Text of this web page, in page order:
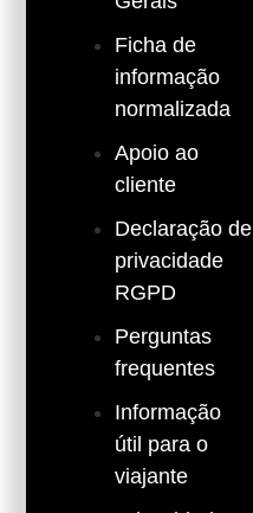
Ficha de
informação
normalizada
Apoio ao
cliente
Declaração de
privacidade
RGPD
Perguntas
frequentes
Informação
útil para o
viajante